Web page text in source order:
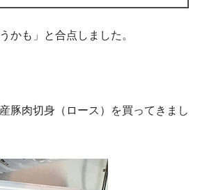
かも」と合点しました。
豚肉切身（ロース）を買ってきまし